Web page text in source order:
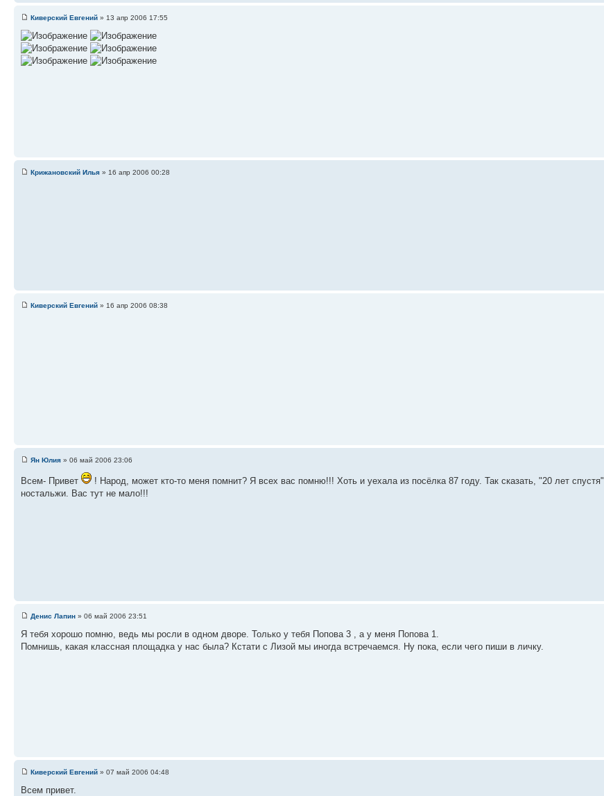
Киверский Евгений » 13 апр 2006 17:55
Крижановский Илья » 16 апр 2006 00:28
Киверский Евгений » 16 апр 2006 08:38
Ян Юлия » 06 май 2006 23:06
Всем- Привет ! Народ, может кто-то меня помнит? Я всех вас помню!!! Хоть и уехала из посёлка 87 году. Так сказать, "20 лет спустя"
ностальжи. Вас тут не мало!!!
Денис Лапин » 06 май 2006 23:51
Я тебя хорошо помню, ведь мы росли в одном дворе. Только у тебя Попова 3 , а у меня Попова 1.
Помнишь, какая классная площадка у нас была? Кстати с Лизой мы иногда встречаемся. Ну пока, если чего пиши в личку.
Киверский Евгений » 07 май 2006 04:48
Всем привет.